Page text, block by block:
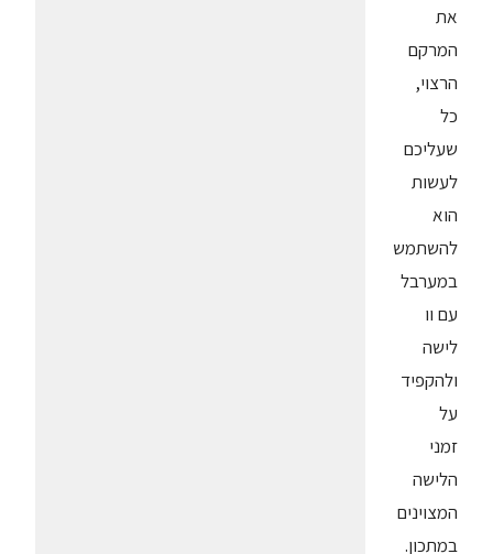
את
המרקם
הרצוי,
כל
שעליכם
לעשות
הוא
להשתמש
במערבל
עם וו
לישה
ולהקפיד
על
זמני
הלישה
המצוינים
במתכון.